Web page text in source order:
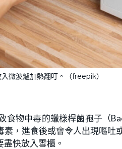
微波爐加熱翻叮。（freepik）
物中毒的蠟樣桿菌孢子（
，進食後或會令人出現嘔吐
快放入雪櫃。